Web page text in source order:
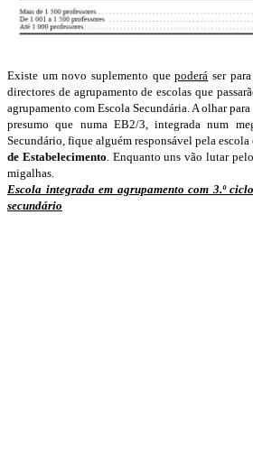
Existe um novo suplemento quepoderá ser
directores de agrupamento de escolas que
agrupamento com Escola Secundária. A olhar
presumo que numa EB2/3, integrada num
Secundário, fique alguém responsável pela
de Estabelecimento . Enquanto uns vão lutar
migalhas.
Escola integrada em agrupamento com 3.º
secundário